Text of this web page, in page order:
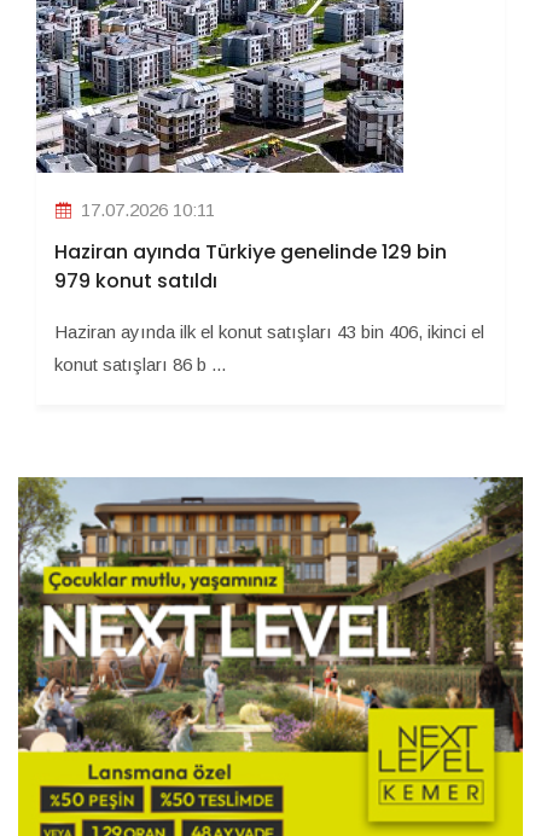
17.07.2026 10:11
Haziran ayında Türkiye genelinde 129 bin
979 konut satıldı
Haziran ayında ilk el konut satışları 43 bin 406, ikinci el
konut satışları 86 b ...